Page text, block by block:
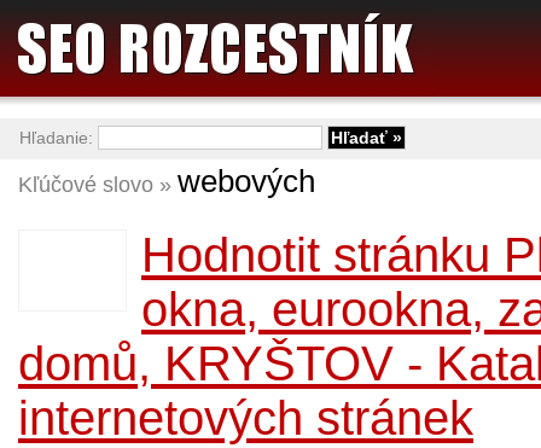
Kľúčové slovo » webových
Hodnotit stránku
okna, eurookna,
domů, KRYŠTOV -
internetových stránek
Hľadanie: